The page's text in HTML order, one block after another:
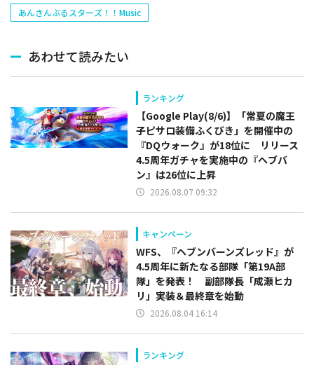
あんさんぶるスターズ！！Music
あわせて読みたい
ランキング
【Google Play(8/6)】「常夏の魔王
子ピサロ装備ふくびき」を開催中の
『DQウォーク』が18位に リリース
4.5周年ガチャを実施中の『ヘブバ
ン』は26位に上昇
2026.08.07 09:32
キャンペーン
WFS、『ヘブンバーンズレッド』が
4.5周年に新たなる部隊「第19A部
隊」を発表！ 副部隊⻑「成瀬ヒカ
リ」実装＆最終章を始動
2026.08.04 16:14
ランキング